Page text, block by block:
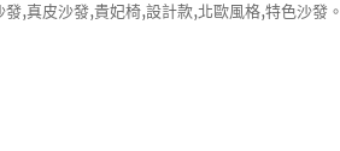
,真皮沙發,貴妃椅,設計款,北歐風格,特色沙發。